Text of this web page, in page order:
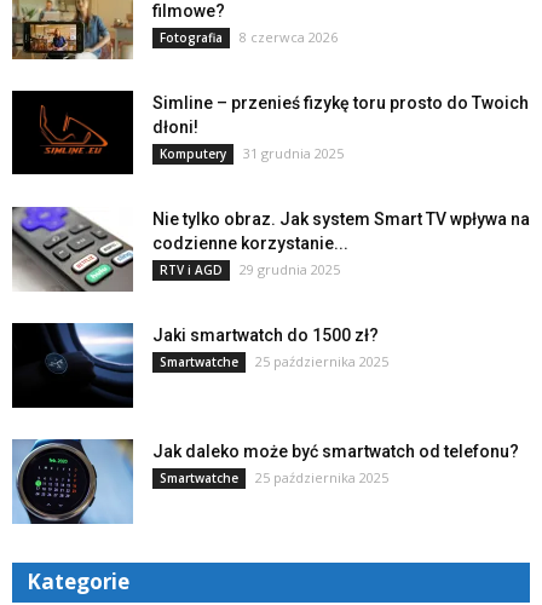
filmowe?
Fotografia 8 czerwca 2026
Simline – przenieś fizykę toru prosto do Twoich
dłoni!
Komputery 31 grudnia 2025
Nie tylko obraz. Jak system Smart TV wpływa na
codzienne korzystanie...
RTV i AGD 29 grudnia 2025
Jaki smartwatch do 1500 zł?
Smartwatche 25 października 2025
Jak daleko może być smartwatch od telefonu?
Smartwatche 25 października 2025
Kategorie